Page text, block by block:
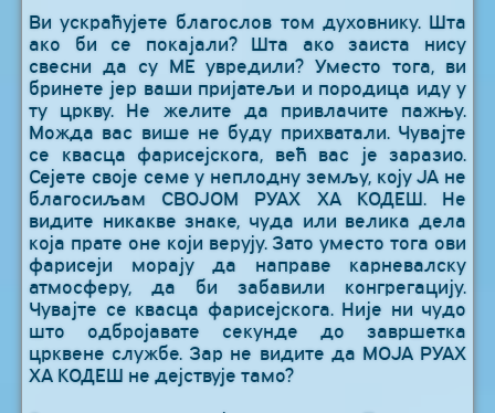
Ви ускраћујете благослов том духовнику. Шта
ако би се покајали? Шта ако заиста нису
свесни да су МЕ увредили? Уместо тога, ви
бринете јер ваши пријатељи и породица иду у
ту цркву. Не желите да привлачите пажњу.
Можда вас више не буду прихватали. Чувајте
се квасца фарисејскога, већ вас је заразио.
Сејете своје семе у неплодну земљу, коју ЈА не
благосиљам СВОЈОМ РУАХ ХА КОДЕШ. Не
видите никакве знаке, чуда или велика дела
која прате оне који верују. Зато уместо тога ови
фарисеји морају да направе карневалску
атмосферу, да би забавили конгрегацију.
Чувајте се квасца фарисејскога. Није ни чудо
што одбројавате секунде до завршетка
црквене службе. Зар не видите да МОЈА РУАХ
ХА КОДЕШ не дејствује тамо?